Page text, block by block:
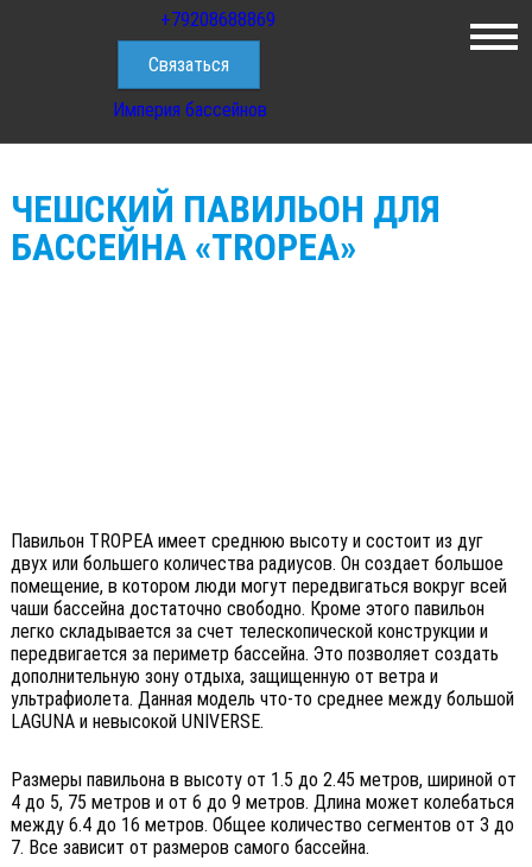
Империя бассейнов
Укрытия для
бассейнов
+79208688869
Связаться
ЧЕШСКИЙ ПАВИЛЬОН ДЛЯ
БАССЕЙНА «TROPEA»
Павильон TROPEA имеет среднюю высоту и состоит из дуг
двух или большего количества радиусов. Он создает большое
помещение, в котором люди могут передвигаться вокруг всей
чаши бассейна достаточно свободно. Кроме этого павильон
легко складывается за счет телескопической конструкции и
передвигается за периметр бассейна. Это позволяет создать
дополнительную зону отдыха, защищенную от ветра и
ультрафиолета. Данная модель что-то среднее между большой
LAGUNA и невысокой UNIVERSE.
Размеры павильона в высоту от 1.5 до 2.45 метров, шириной от
4 до 5, 75 метров и от 6 до 9 метров. Длина может колебаться
между 6.4 до 16 метров. Общее количество сегментов от 3 до
7. Все зависит от размеров самого бассейна.